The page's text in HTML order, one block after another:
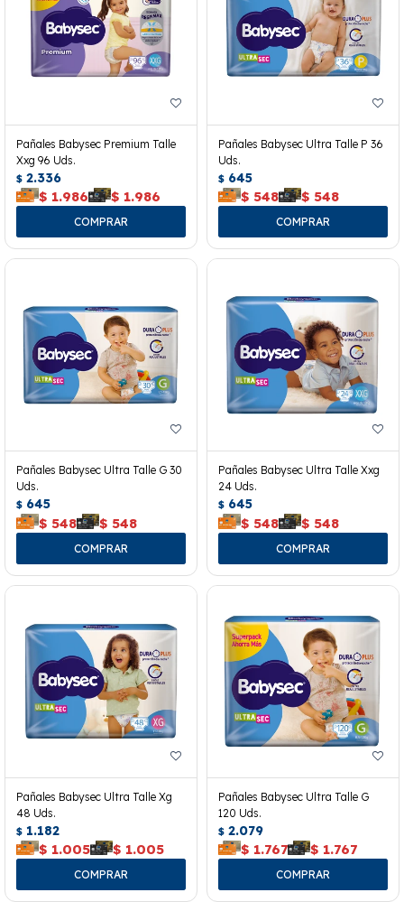
Pañales Babysec Premium Talle
Xxg 96 Uds.
$ 2.336
$ 1.986 $ 1.986
Pañales Babysec Ultra Talle P 36
Uds.
$ 645
$ 548 $ 548
Pañales Babysec Ultra Talle G 30
Uds.
$ 645
$ 548 $ 548
Pañales Babysec Ultra Talle Xxg
24 Uds.
$ 645
$ 548 $ 548
Pañales Babysec Ultra Talle Xg
48 Uds.
$ 1.182
$ 1.005 $ 1.005
Pañales Babysec Ultra Talle G
120 Uds.
$ 2.079
$ 1.767 $ 1.767